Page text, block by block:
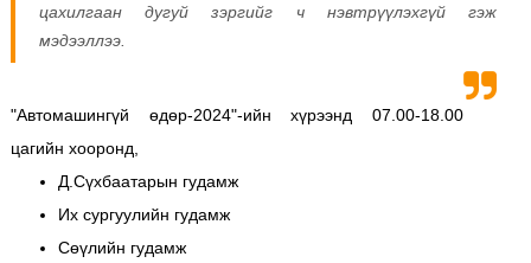
цахилгаан дугуй зэргийг ч нэвтрүүлэхгүй гэж
мэдээллээ.
"Автомашингүй өдөр-2024"-ийн хүрээнд 07.00-18.00
цагийн хооронд,
Д.Сүхбаатарын гудамж
Их сургуулийн гудамж
Сөүлийн гудамж